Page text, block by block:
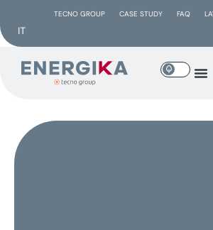
TECNO GROUP CASE STUDY FAQ
IT